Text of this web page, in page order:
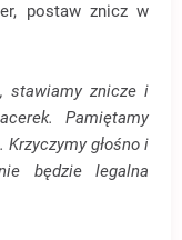
postaw znicz w
stawiamy znicze i
Pamiętamy
głośno i
będzie legalna